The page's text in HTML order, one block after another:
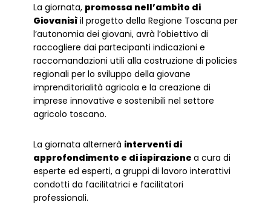
La giornata, promossa nell’ambito di
Giovanisì il progetto della Regione Toscana per
l’autonomia dei giovani, avrà l’obiettivo di
raccogliere dai partecipanti indicazioni e
raccomandazioni utili alla costruzione di policies
regionali per lo sviluppo della giovane
imprenditorialità agricola e la creazione di
imprese innovative e sostenibili nel settore
agricolo toscano.
La giornata alternerà interventi di
approfondimento e di ispirazione a cura di
esperte ed esperti, a gruppi di lavoro interattivi
condotti da facilitatrici e facilitatori
professionali.